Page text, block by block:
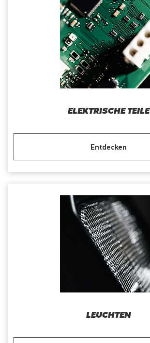
ELEKTRISCHE TEILE
Entdecken
LEUCHTEN